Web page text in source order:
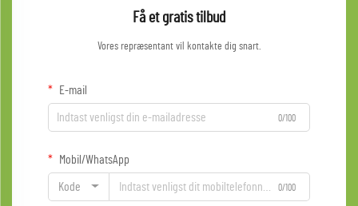
Få et gratis tilbud
Vores repræsentant vil kontakte dig snart.
E-mail
0/100
Mobil/WhatsApp
Kode 0/100